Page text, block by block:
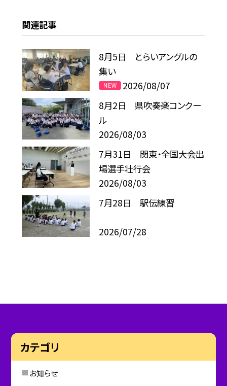
関連記事
8月5日 とらいアングルの
集い
2026/08/07
8月2日 県吹奏楽コンクー
ル
2026/08/03
7月31日 関東・全国大会出
場選手壮行会
2026/08/03
7月28日 駅伝練習
2026/07/28
カテゴリ
お知らせ